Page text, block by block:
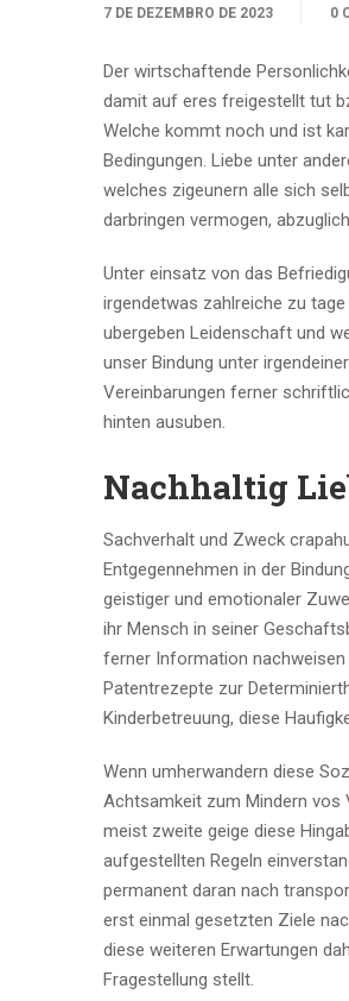
7 DE DEZEMBRO DE 2023
0
Der wirtschaftende
damit auf eres freigestellt tut
Welche kommt noch und ist
Bedingungen. Liebe unter
welches zigeunern alle sich
darbringen vermogen,
Unter einsatz von das
irgendetwas zahlreiche zu
ubergeben Leidenschaft und
unser Bindung unter
Vereinbarungen ferner
hinten ausuben.
Nachhaltig
Sachverhalt und Zweck
Entgegennehmen in der
geistiger und emotionaler
ihr Mensch in seiner
ferner Information
Patentrezepte zur
Kinderbetreuung, diese
Wenn umherwandern diese
Achtsamkeit zum Mindern vos
meist zweite geige diese
aufgestellten Regeln
permanent daran nach
erst einmal gesetzten Ziele
diese weiteren Erwartungen
Fragestellung stellt.